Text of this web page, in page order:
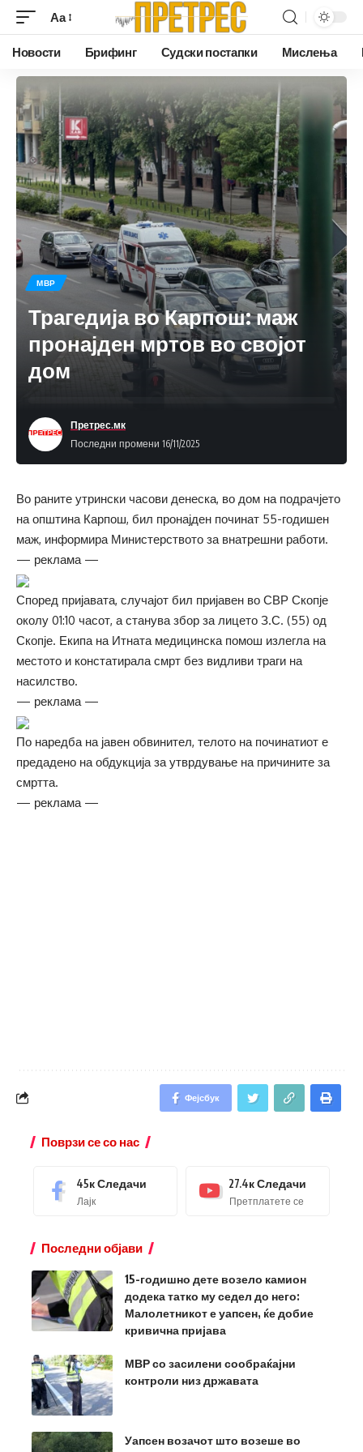
Аа
Новости Брифинг Судски постапки Мислења
МВР
Трагедија во Карпош: маж
пронајден мртов во својот
дом
Последни промени 16/11/2025
Претрес.мк
Во раните утрински часови денеска, во дом на подрачјето
на општина Карпош, бил пронајден починат 55-годишен
маж, информира Министерството за внатрешни работи.
— реклама —
Според пријавата, случајот бил пријавен во СВР Скопје
околу 01:10 часот, а станува збор за лицето З.С. (55) од
Скопје. Екипа на Итната медицинска помош излегла на
местото и констатирала смрт без видливи траги на
насилство.
— реклама —
По наредба на јавен обвинител, телото на починатиот е
предадено на обдукција за утврдување на причините за
смртта.
— реклама —
Фејсбук
Поврзи се со нас
45кСледачи
Лајк
27.4кСледачи
Претплатете се
Последни објави
15-годишно дете возело камион
додека татко му седел до него:
Малолетникот е уапсен, ќе добие
кривична пријава
МВР со засилени сообраќајни
контроли низ државата
Уапсен возачот што возеше во